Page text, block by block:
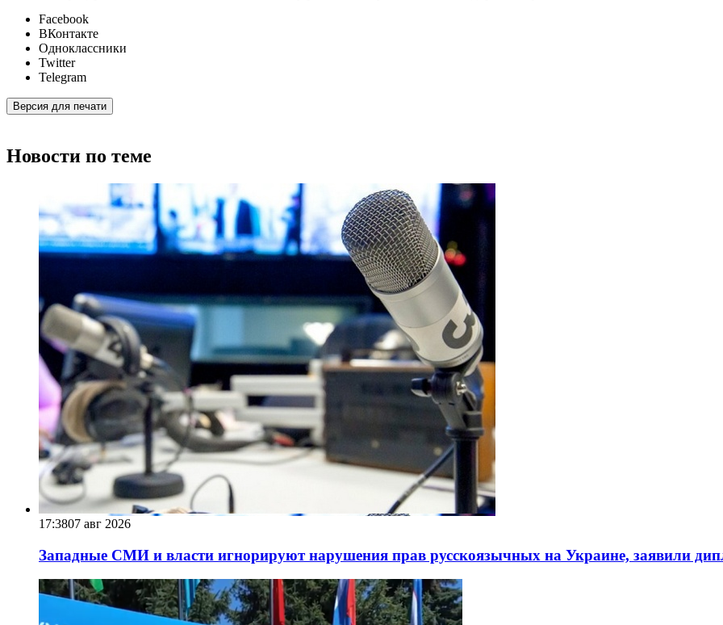
Facebook
ВКонтакте
Одноклассники
Twitter
Telegram
Версия для печати
Новости по теме
17:3807 авг 2026
Западные СМИ и власти игнорируют нарушения прав русскоязычных на Украине, заявили